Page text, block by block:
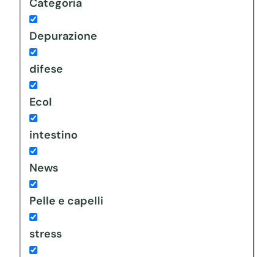
Depurazione
difese
Ecol
intestino
News
Pelle e capelli
stress